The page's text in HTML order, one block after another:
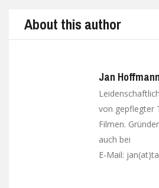
About this author
Jan Hoffmann
von gepflegter
Filmen.
auch bei
E-Mail: